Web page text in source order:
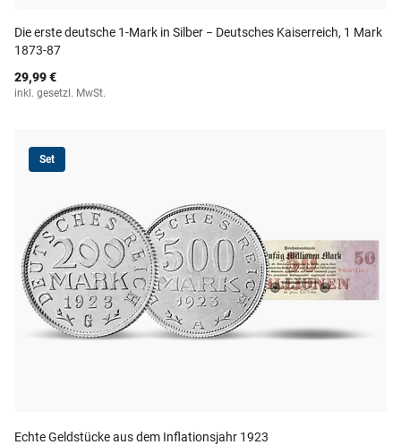
Die erste deutsche 1-Mark in Silber − Deutsches Kaiserreich, 1 Mark
1873-87
29,99 €
inkl. gesetzl. MwSt.
Set
Echte Geldstücke aus dem Inflationsjahr 1923